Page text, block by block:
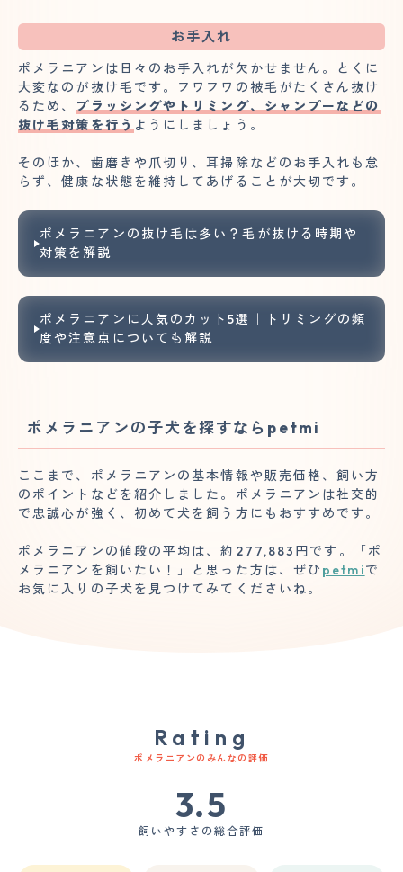
お手入れ
ポメラニアンは日々のお手入れが欠かせません。とくに
大変なのが抜け毛です。フワフワの被毛がたくさん抜け
るため、 ブラッシングやトリミング、シャンプーなどの
抜け毛対策を行う ようにしましょう。
そのほか、歯磨きや爪切り、耳掃除などのお手入れも怠
らず、健康な状態を維持してあげることが大切です。
ポメラニアンの抜け毛は多い？毛が抜ける時期や
対策を解説
ポメラニアンに人気のカット5選｜トリミングの頻
度や注意点についても解説
ポメラニアンの子犬を探すならpetmi
ここまで、ポメラニアンの基本情報や販売価格、飼い方
のポイントなどを紹介しました。ポメラニアンは社交的
で忠誠心が強く、初めて犬を飼う方にもおすすめです。
ポメラニアンの値段の平均は、約277,883円です。「ポ
メラニアンを飼いたい！」と思った方は、ぜひ petmiで
お気に入りの子犬を見つけてみてくださいね。
Rating
ポメラニアンのみんなの評価
3.5
飼いやすさの総合評価